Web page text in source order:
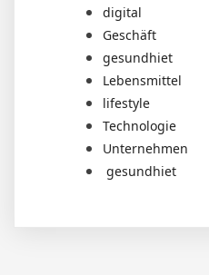
digital
Geschäft
gesundhiet
Lebensmittel
lifestyle
Technologie
Unternehmen
gesundhiet